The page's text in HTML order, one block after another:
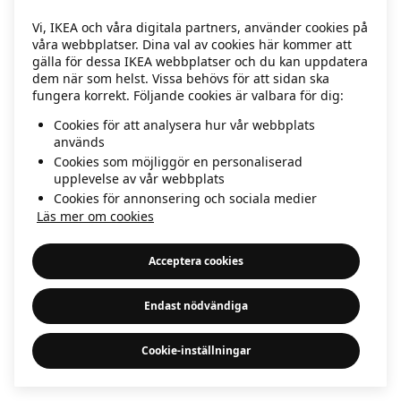
information)
Vi, IKEA och våra digitala partners, använder cookies på
våra webbplatser. Dina val av cookies här kommer att
gälla för dessa IKEA webbplatser och du kan uppdatera
dem när som helst. Vissa behövs för att sidan ska
fungera korrekt. Följande cookies är valbara för dig:
Cookies för att analysera hur vår webbplats
används
Cookies som möjliggör en personaliserad
upplevelse av vår webbplats
Cookies för annonsering och sociala medier
Läs mer om cookies
Acceptera cookies
Endast nödvändiga
Cookie-inställningar